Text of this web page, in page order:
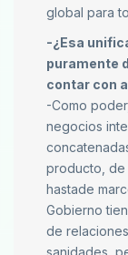
global para
-¿Esa
puramente
contar con
-Como
negocios
producto, de
hastade
Gobierno
de
sanidades,